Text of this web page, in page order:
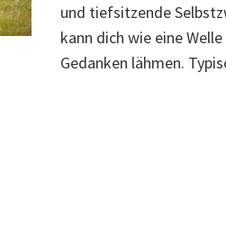
und tiefsitzende
kann dich wie eine
Gedanken lähmen.